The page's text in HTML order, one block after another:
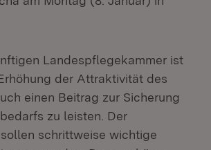
Landespflegekammer ist
der Attraktivität des
einen Beitrag zur Sicherung
zu leisten. Der
schrittweise wichtige